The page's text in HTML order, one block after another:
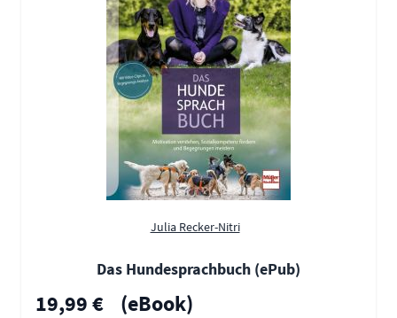
Julia Recker-Nitri
Das Hundesprachbuch (ePub)
19,99 € (eBook)